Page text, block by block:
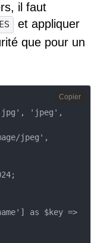
il faut
et appliquer
que pour un
['jpg', 'jpeg',
jpeg',
as $key =>
Copier